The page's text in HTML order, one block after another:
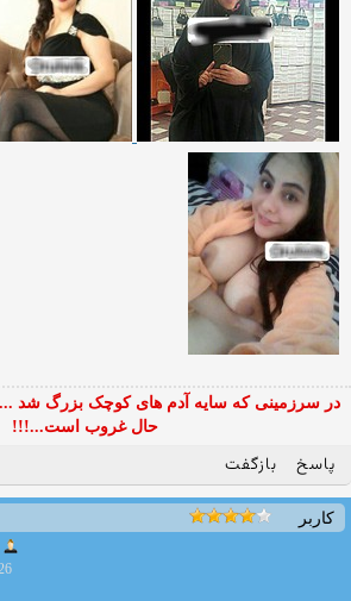
در سرزمینی که سایه آدم های کوچک بزرگ شد ...
حال غروب است...!!!
پاسخ بازگفت
کاربر